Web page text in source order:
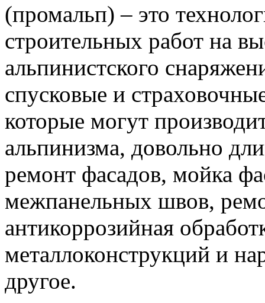
(промальп) – это
строительных работ на
альпинистского
спусковые и
которые могут
альпинизма, довольно
ремонт фасадов, мойка
межпанельных швов,
антикоррозийная
металлоконструкций и
другое.